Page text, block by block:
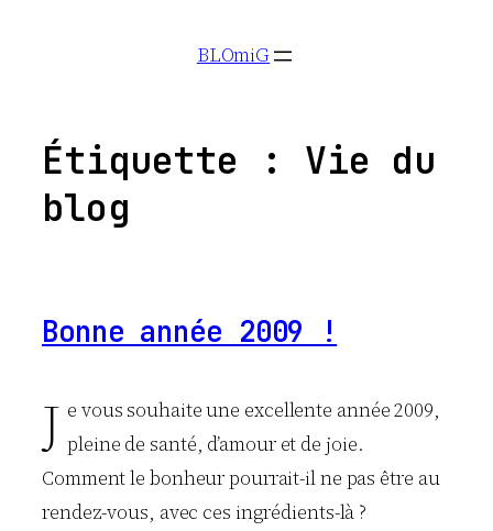
BLOmiG
Étiquette : Vie du
blog
Bonne année 2009 !
J e vous souhaite une excellente année 2009,
pleine de santé, d’amour et de joie.
Comment le bonheur pourrait-il ne pas être au
rendez-vous, avec ces ingrédients-là ?